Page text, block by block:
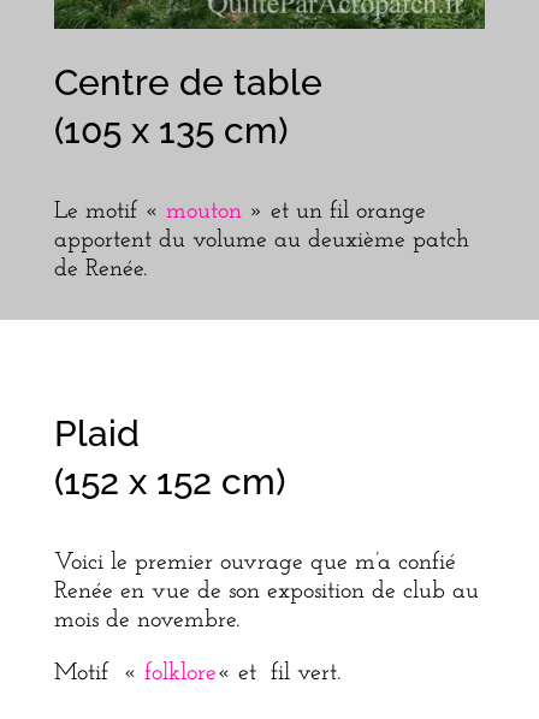
Centre de table
(105 x 135 cm)
Le motif « mouton» et un fil orange
apportent du volume au deuxième patch
de Renée.
Plaid
(152 x 152 cm)
Voici le premier ouvrage que m’a confié
Renée en vue de son exposition de club au
mois de novembre.
Motif « folklore« et fil vert.